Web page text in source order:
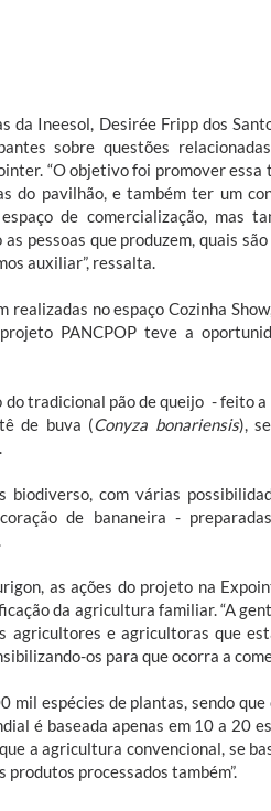
da Ineesol, Desirée Fripp dos
sobre questões
“O objetivo foi promover essa
do pavilhão, e também ter um
de comercialização, mas
pessoas que produzem, quais
auxiliar”, ressalta.
no espaço Cozinha
PANCPOP teve a
do tradicional pão de queijo - feito
de buva (Conyza bonariensis),
com várias
de bananeira -
as ações do projeto na
da agricultura familiar. “A
agricultores e agricultoras que
os para que ocorra a
mil espécies de plantas, sendo
é baseada apenas em 10 a 20
a agricultura convencional, se
processados também”.